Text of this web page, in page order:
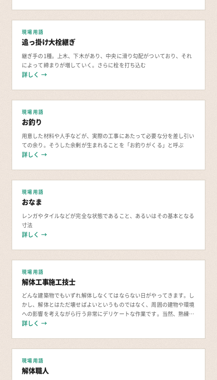
現場用語
追っ掛け大栓継ぎ
継ぎ手の1種。上木、下木があり、中央に滑り勾配がついており、それ
によって締まりが増していく。さらに栓を打ち込む
詳しく →
現場用語
お釣り
用意した材料や人手などが、実際の工事にあたって必要な分を差し引い
ての余り。そうした余剰が生まれることを「お釣りがくる」と呼ぶ
詳しく →
現場用語
おなま
レンガやタイルなどが完全な状態であること、あるいはその基本となる
寸法
詳しく →
現場用語
解体工事施工技士
どんな建築物でもいずれ解体しなくてはならない日がやってきます。し
かし、解体とはただ壊せばよいというものではなく、周囲の建物や環境
への影響を考えながら行う非常にデリケートな作業です。当然、熟練の
技術や深い知識が求められます。 そして、それらを
詳しく →
現場用語
解体職人